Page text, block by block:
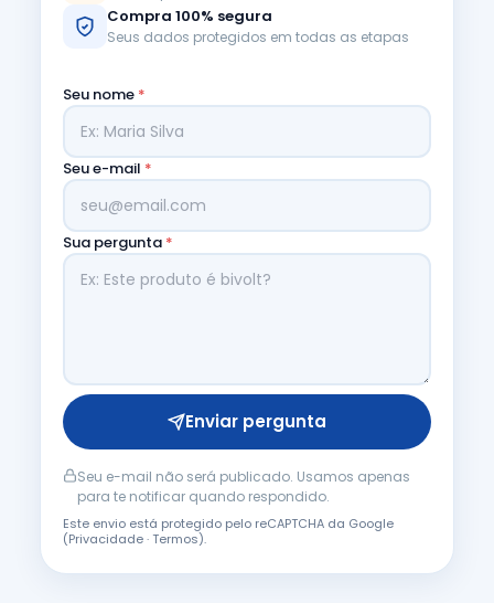
Compra 100% segura
Seus dados protegidos em todas as etapas
Seu nome *
Seu e-mail *
Sua pergunta *
Enviar pergunta
Seu e-mail não será publicado. Usamos apenas
para te notificar quando respondido.
Este envio está protegido pelo reCAPTCHA da Google
(Privacidade·Termos).